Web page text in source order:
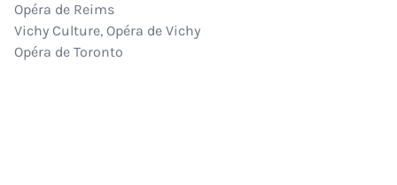
Opéra de Reims
Vichy Culture, Opéra de Vichy
Opéra de Toronto